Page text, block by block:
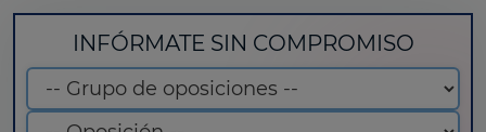
INFÓRMATE SIN COMPROMISO